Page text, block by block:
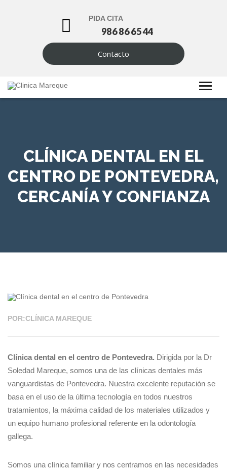
PIDA CITA
986 86 65 44
Contacto
CLÍNICA DENTAL EN EL
CENTRO DE PONTEVEDRA,
CERCANÍA Y CONFIANZA
POR:CLÍNICA MAREQUE
Clínica dental en el centro de Pontevedra. Dirigida por la Dr
Soledad Mareque, somos una de las clínicas dentales más
vanguardistas de Pontevedra. Nuestra excelente reputación se
basa en el uso de la última tecnología en todos nuestros
tratamientos, la máxima calidad de los materiales utilizados y
un equipo humano profesional referente en la odontología
gallega.
Somos una clínica familiar y nos centramos en las necesidades